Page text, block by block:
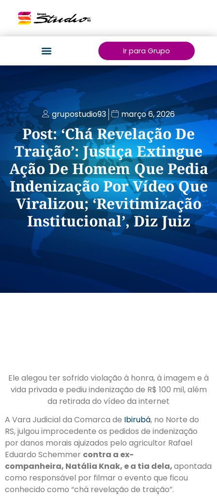
Ir para Grupo
grupostudio93 março 6, 2026
Post: ‘Chá Revelação De
Traição’: Justiça Extingue
Ação De Homem Que Pedia
Indenização Por Vídeo Que
Viralizou; ‘Revitimização
Institucional’, Diz Juiz
Ele alegou ter sofrido violação à honra, à imagem e à
vida privada e pediu indenização de R$ 100 mil, além
da retirada do vídeo da internet
A Vara Judicial da Comarca de Ibirubá, no Norte do
RS, julgou improcedente os pedidos de indenização
por danos morais ajuizados pelo agricultor Rafael
Eduardo Schemmer contra a ex-
companheira, Natália Knak, e a tia dela,apontada
como responsável por filmar o evento que ficou
conhecido como “chá revelação de traição”.